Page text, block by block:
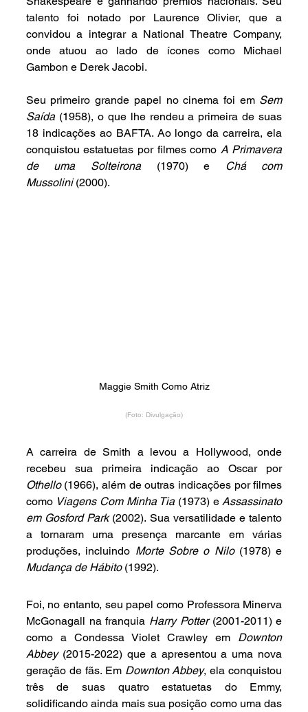
talento foi notado por Laurence Olivier, que a
convidou a integrar a National Theatre Company,
onde atuou ao lado de ícones como Michael
Gambon e Derek Jacobi.
Seu primeiro grande papel no cinema foi em Sem
Saída (1958), o que lhe rendeu a primeira de suas
18 indicações ao BAFTA. Ao longo da carreira, ela
conquistou estatuetas por filmes como A Primavera
de uma Solteirona (1970) e Chá com
Mussolini (2000).
Maggie Smith Como Atriz
(Foto: Divulgação)
A carreira de Smith a levou a Hollywood, onde
recebeu sua primeira indicação ao Oscar por
Othello (1966), além de outras indicações por filmes
como Viagens Com Minha Tia (1973) e Assassinato
em Gosford Park (2002). Sua versatilidade e talento
a tornaram uma presença marcante em várias
produções, incluindo Morte Sobre o Nilo
Mudança de Hábito (1992).
Foi, no entanto, seu papel como Professora Minerva
McGonagall na franquia Harry Potter (2001-2011) e
como a Condessa Violet Crawley em Downton
Abbey (2015-2022) que a apresentou a uma nova
geração de fãs. Em Downton Abbey, ela conquistou
três de suas quatro estatuetas do Emmy,
solidificando ainda mais sua posição como uma das